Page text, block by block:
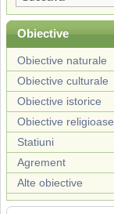
Obiective
Obiective naturale
Obiective culturale
Obiective istorice
Obiective religioase
Statiuni
Agrement
Alte obiective